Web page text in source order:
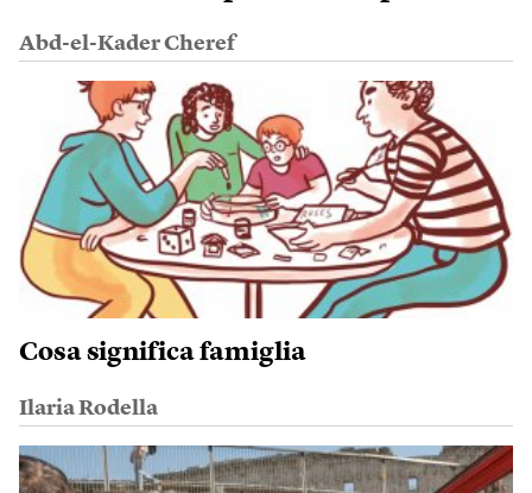
Abd-el-Kader Cheref
Cosa significa famiglia
Ilaria Rodella